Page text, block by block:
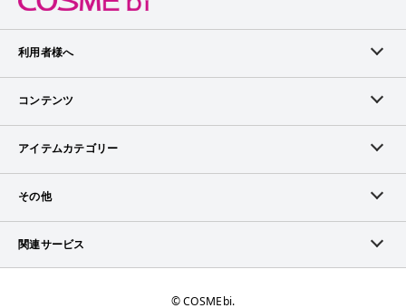
利用者様へ
メンバーログイン
メンバー会員について
アイテム掲載リクエスト
コンテンツ
ランキング
ブランドから探す
ピックアップ特集
アイテムカテゴリー
スキンケア
その他
お問い合わせ（ブランド様）
関連サービス
©︎ COSMEbi.